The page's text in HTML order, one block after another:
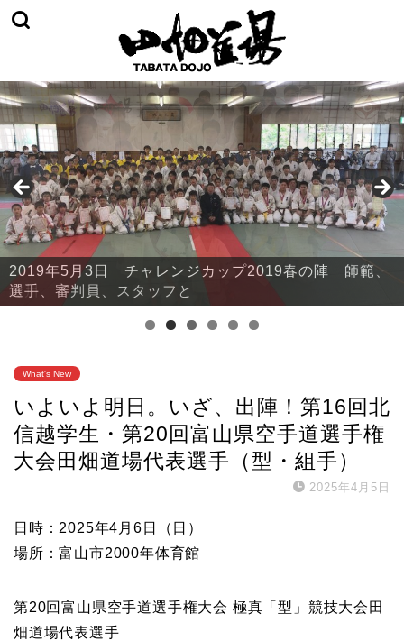
2019年5月3日 チャレンジカップ2019春の陣 本部・
鈴川
What's New
いよいよ明日。いざ、出陣！第16回北
信越学生・第20回富山県空手道選手権
大会田畑道場代表選手（型・組手）
2025年4月5日
日時：2025年4月6日（日）
場所：富山市2000年体育館
第20回富山県空手道選手権大会 極真「型」競技大会田
畑道場代表選手